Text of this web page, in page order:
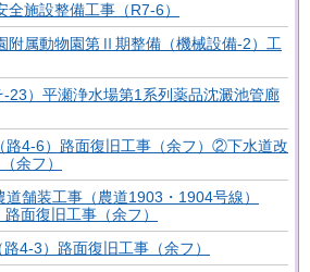
全施設整備工事（R7-6）
附属動物園第Ⅱ期整備（機械設備-2）工
-23）平瀬浄水場第1系列薬品沈澱池管廊
4-6）路面復旧工事（余フ）②下水道改
余フ）
舗装工事（農道1903・1904号線）
面復旧工事（余フ）
4-3）路面復旧工事（余フ）